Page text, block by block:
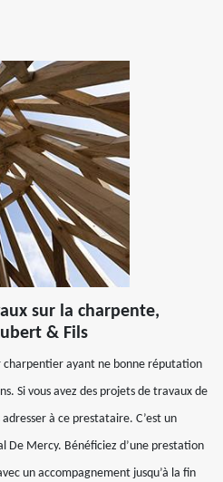
sur la charpente,
& Fils
charpentier ayant ne bonne réputation
Si vous avez des projets de travaux de
à ce prestataire. C’est un
De Mercy. Bénéficiez d’une prestation
un accompagnement jusqu’à la fin